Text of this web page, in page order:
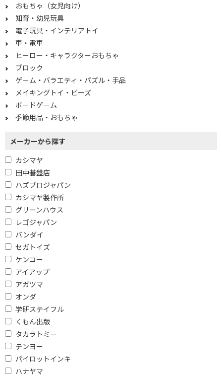
おもちゃ（女児向け）
知育・幼児玩具
電子玩具・インテリアトイ
車・電車
ヒーロー・キャラクターおもちゃ
ブロック
ゲーム・バラエティ・パズル・手品
メイキングトイ・ビーズ
ボードゲーム
季節用品・おもちゃ
メーカーから探す
カシマヤ
田中碁盤店
ハズブロジャパン
カシマヤ製作所
グリーンハウス
レゴジャパン
バンダイ
セガトイズ
ケンコー
アイアップ
アガツマ
オンダ
学研ステイフル
くもん出版
タカラトミー
テンヨー
パイロットインキ
ハナヤマ